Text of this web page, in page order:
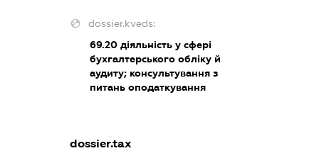
dossier.kveds:
69.20 діяльність у сфері
бухгалтерського обліку й
аудиту; консультування з
питань оподаткування
dossier.tax